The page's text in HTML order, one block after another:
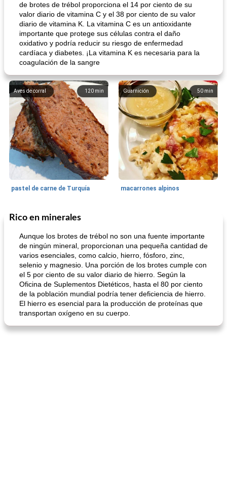
de brotes de trébol proporciona el 14 por ciento de su
valor diario de vitamina C y el 38 por ciento de su valor
diario de vitamina K. La vitamina C es un antioxidante
importante que protege sus células contra el daño
oxidativo y podría reducir su riesgo de enfermedad
cardíaca y diabetes. ¡La vitamina K es necesaria para la
coagulación de la sangre
120 min
Aves de corral
pastel de carne de Turquía
50 min
Guarnición
macarrones alpinos
Cocina del mundo
mochi fácil Salsa de salchicha picante
Rico en minerales
Aunque los brotes de trébol no son una fuente importante
de ningún mineral, proporcionan una pequeña cantidad de
varios esenciales, como calcio, hierro, fósforo, zinc,
selenio y magnesio. Una porción de los brotes cumple con
el 5 por ciento de su valor diario de hierro. Según la
Oficina de Suplementos Dietéticos, hasta el 80 por ciento
de la población mundial podría tener deficiencia de hierro.
El hierro es esencial para la producción de proteínas que
transportan oxígeno en su cuerpo.